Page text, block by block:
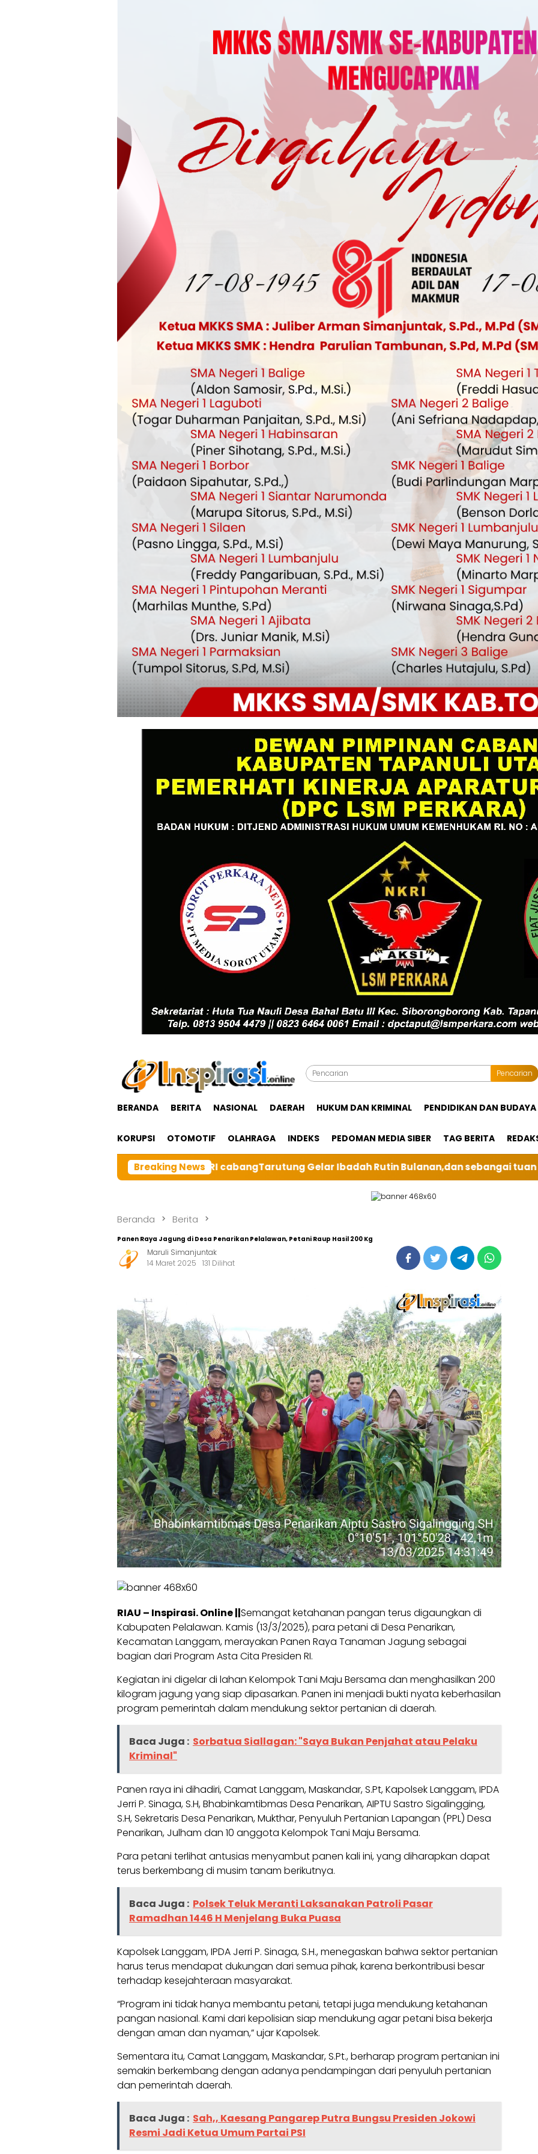
Pencarian
BERANDA BERITA NASIONAL DAERAH HUKUM DAN KRIMINAL PENDIDIKAN DAN BUDAYA
KORUPSI OTOMOTIF OLAHRAGA INDEKS PEDOMAN MEDIA SIBER TAG BERITA
Breaking News
Besar BRI cabangTarutung Gelar Ibadah Rutin Bulanan,dan sebangai tuan rumah kali ini BRI Unit
Beranda Berita
Panen Raya Jagung di Desa Penarikan Pelalawan, Petani Raup Hasil 200 Kg
Maruli Simanjuntak
14 Maret 2025
131 Dilihat
RIAU – Inspirasi. Online ||Semangat ketahanan pangan terus digaungkan di
Kabupaten Pelalawan. Kamis (13/3/2025), para petani di Desa Penarikan,
Kecamatan Langgam, merayakan Panen Raya Tanaman Jagung sebagai
bagian dari Program Asta Cita Presiden RI.
Kegiatan ini digelar di lahan Kelompok Tani Maju Bersama dan menghasilkan 200
kilogram jagung yang siap dipasarkan. Panen ini menjadi bukti nyata keberhasilan
program pemerintah dalam mendukung sektor pertanian di daerah.
Baca Juga : Sorbatua Siallagan: "Saya Bukan Penjahat atau Pelaku
Kriminal"
Panen raya ini dihadiri, Camat Langgam, Maskandar, S.Pt, Kapolsek Langgam, IPDA
Jerri P. Sinaga, S.H, Bhabinkamtibmas Desa Penarikan, AIPTU Sastro Sigalingging,
S.H, Sekretaris Desa Penarikan, Mukthar, Penyuluh Pertanian Lapangan (PPL) Desa
Penarikan, Julham dan 10 anggota Kelompok Tani Maju Bersama.
Para petani terlihat antusias menyambut panen kali ini, yang diharapkan dapat
terus berkembang di musim tanam berikutnya.
Baca Juga : Polsek Teluk Meranti Laksanakan Patroli Pasar
Ramadhan 1446 H Menjelang Buka Puasa
Kapolsek Langgam, IPDA Jerri P. Sinaga, S.H., menegaskan bahwa sektor pertanian
harus terus mendapat dukungan dari semua pihak, karena berkontribusi besar
terhadap kesejahteraan masyarakat.
“Program ini tidak hanya membantu petani, tetapi juga mendukung ketahanan
pangan nasional. Kami dari kepolisian siap mendukung agar petani bisa bekerja
dengan aman dan nyaman,” ujar Kapolsek.
Sementara itu, Camat Langgam, Maskandar, S.Pt., berharap program pertanian ini
semakin berkembang dengan adanya pendampingan dari penyuluh pertanian
dan pemerintah daerah.
Baca Juga : Sah,, Kaesang Pangarep Putra Bungsu Presiden Jokowi
Resmi Jadi Ketua Umum Partai PSI